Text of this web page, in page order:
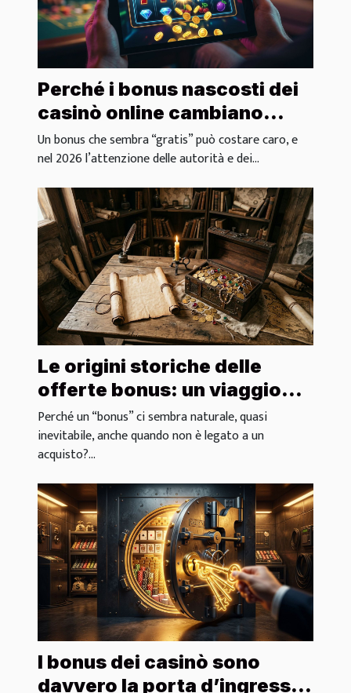
Perché i bonus nascosti dei
casinò online cambiano
davvero il gioco?
Un bonus che sembra “gratis” può costare caro, e
nel 2026 l’attenzione delle autorità e dei...
Le origini storiche delle
offerte bonus: un viaggio
inatteso
Perché un “bonus” ci sembra naturale, quasi
inevitabile, anche quando non è legato a un
acquisto?...
I bonus dei casinò sono
davvero la porta d’ingresso